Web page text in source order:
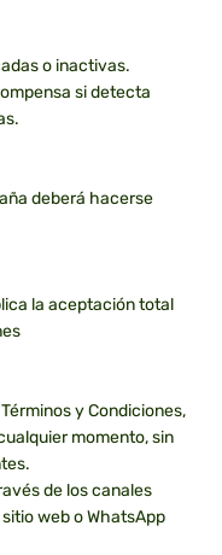
o inactivas.
si detecta
deberá hacerse
la aceptación total
y Condiciones,
momento, sin
de los canales
web o WhatsApp